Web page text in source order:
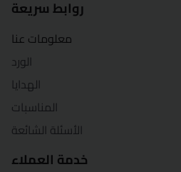
روابط سريعة
معلومات عنا
الورد
الهدايا
المناسبات
الأسئلة الشائعة
خدمة العملاء